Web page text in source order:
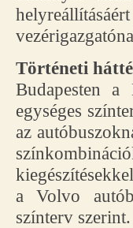
Történeti
Budapesten a
egységes
az
a Volvo
színterv szerint.